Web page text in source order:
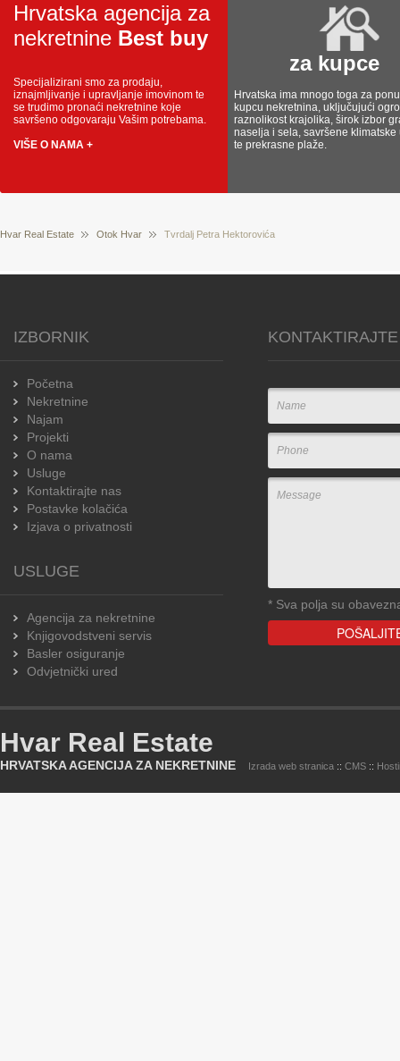
Hrvatska agencija za
nekretnine Best buy
Specijalizirani smo za prodaju,
iznajmljivanje i upravljanje imovinom te
se trudimo pronaći nekretnine koje
savršeno odgovaraju Vašim potrebama.
VIŠE O NAMA +
za kupce
Hrvatska ima mnogo toga za
kupcu nekretnina, uključujući
raznolikost krajolika, širok izbor
naselja i sela, savršene klimatske
te prekrasne plaže.
Hvar Real Estate Otok Hvar Tvrdalj Petra Hektorovića
IZBORNIK
Početna
Nekretnine
Najam
Projekti
O nama
Usluge
Kontaktirajte nas
Postavke kolačića
Izjava o privatnosti
USLUGE
Agencija za nekretnine
Knjigovodstveni servis
Basler osiguranje
Odvjetnički ured
* Sva polja su
Hvar Real Estate
HRVATSKA AGENCIJA ZA NEKRETNINE Izrada web stranica :: CMS ::